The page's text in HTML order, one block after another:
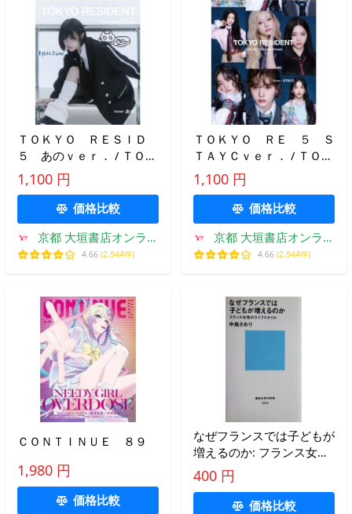
ＴＯＫＹＯ ＲＥＳＩＤ
５ あのｖｅｒ． / ＴＯＫ
ＹＯ ＲＥ
1,100 円
価格比較
京都 大垣書店オンライ
ン
4.66 (2,944件)
ＴＯＫＹＯ ＲＥ ５ Ｓ
ＴＡＹＣｖｅｒ． / ＴＯＫ
ＹＯ ＲＥ
1,100 円
価格比較
京都 大垣書店オンライ
ン
4.66 (2,944件)
ＣＯＮＴＩＮＵＥ ８９
1,980 円
価格比較
なぜフランスでは子どもが
増えるのか: フランス女性
のライフスタイル 中島
さおり著(講談社現代新書)
400 円
価格比較